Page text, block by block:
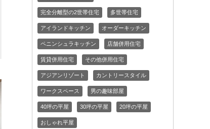
完全分離型の2世帯住宅 多世帯住宅
アイランドキッチン オーダーキッチン
ペニンシュラキッチン 店舗併用住宅
賃貸併用住宅 その他併用住宅
アジアンリゾート カントリースタイル
ワークスペース 男の趣味部屋
40坪の平屋 30坪の平屋 20坪の平屋
おしゃれ平屋